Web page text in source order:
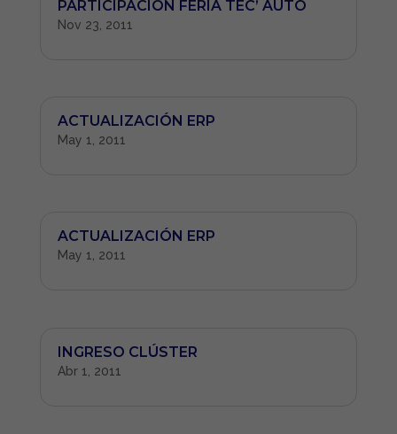
PARTICIPACIÓN FERIA TEC’ AUTO
Nov 23, 2011
ACTUALIZACIÓN ERP
May 1, 2011
ACTUALIZACIÓN ERP
May 1, 2011
INGRESO CLÚSTER
Abr 1, 2011